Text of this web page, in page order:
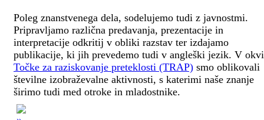
Poleg znanstvenega dela, sodelujemo tudi z javnostmi.
Pripravljamo različna predavanja, prezentacije in
interpretacije odkritij v obliki razstav ter izdajamo
publikacije, ki jih prevedemo tudi v angleški jezik. V
Točke za raziskovanje preteklosti (TRAP) smo oblikovali
številne izobraževalne aktivnosti, s katerimi naše znanje
širimo tudi med otroke in mladostnike.